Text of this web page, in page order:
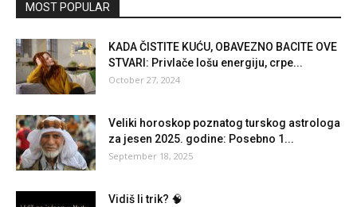
MOST POPULAR
KADA ČISTITE KUĆU, OBAVEZNO BACITE OVE
STVARI: Privlače lošu energiju, crpe...
October 27, 2024
Veliki horoskop poznatog turskog astrologa
za jesen 2025. godine: Posebno 1...
September 18, 2025
Vidiš li trik? 🧠